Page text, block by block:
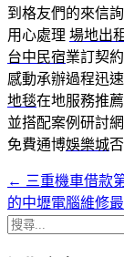
到格友們的來信
用心處理 場地出租
台中民宿業訂契
感動承辦過程迅
地毯在地服務推
並搭配案例研討網
免費通博娛樂城
文
章
← 三重機車借款
的中壢電腦維修
搜